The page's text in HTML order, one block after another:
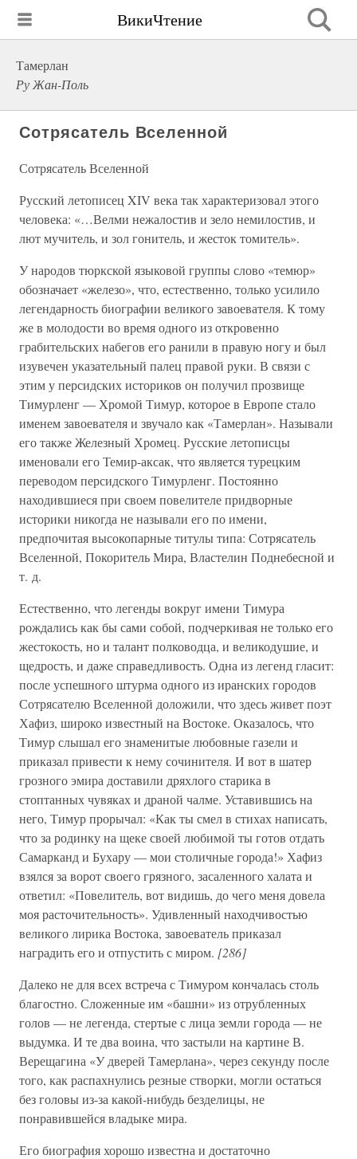
ВикиЧтение
Тамерлан
Ру Жан-Поль
Сотрясатель Вселенной
Сотрясатель Вселенной
Русский летописец XIV века так характеризовал этого
человека: «…Велми нежалостив и зело немилостив, и
лют мучитель, и зол гонитель, и жесток томитель».
У народов тюркской языковой группы слово «темюр»
обозначает «железо», что, естественно, только усилило
легендарность биографии великого завоевателя. К тому
же в молодости во время одного из откровенно
грабительских набегов его ранили в правую ногу и был
изувечен указательный палец правой руки. В связи с
этим у персидских историков он получил прозвище
Тимурленг — Хромой Тимур, которое в Европе стало
именем завоевателя и звучало как «Тамерлан». Называли
его также Железный Хромец. Русские летописцы
именовали его Темир-аксак, что является турецким
переводом персидского Тимурленг. Постоянно
находившиеся при своем повелителе придворные
историки никогда не называли его по имени,
предпочитая высокопарные титулы типа: Сотрясатель
Вселенной, Покоритель Мира, Властелин Поднебесной и
т. д.
Естественно, что легенды вокруг имени Тимура
рождались как бы сами собой, подчеркивая не только его
жестокость, но и талант полководца, и великодушие, и
щедрость, и даже справедливость. Одна из легенд гласит:
после успешного штурма одного из иранских городов
Сотрясателю Вселенной доложили, что здесь живет поэт
Хафиз, широко известный на Востоке. Оказалось, что
Тимур слышал его знаменитые любовные газели и
приказал привести к нему сочинителя. И вот в шатер
грозного эмира доставили дряхлого старика в
стоптанных чувяках и драной чалме. Уставившись на
него, Тимур прорычал: «Как ты смел в стихах написать,
что за родинку на щеке своей любимой ты готов отдать
Самарканд и Бухару — мои столичные города!» Хафиз
взялся за ворот своего грязного, засаленного халата и
ответил: «Повелитель, вот видишь, до чего меня довела
моя расточительность». Удивленный находчивостью
великого лирика Востока, завоеватель приказал
наградить его и отпустить с миром. [286]
Далеко не для всех встреча с Тимуром кончалась столь
благостно. Сложенные им «башни» из отрубленных
голов — не легенда, стертые с лица земли города — не
выдумка. И те два воина, что застыли на картине В.
Верещагина «У дверей Тамерлана», через секунду после
того, как распахнулись резные створки, могли остаться
без головы из-за какой-нибудь безделицы, не
понравившейся владыке мира.
Его биография хорошо известна и достаточно